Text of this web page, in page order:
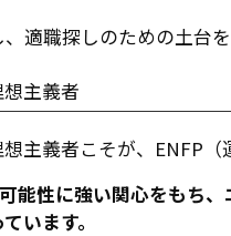
適職探しのための土台を
主義者
主義者こそが、ENFP（
能性に強い関心をもち
います。